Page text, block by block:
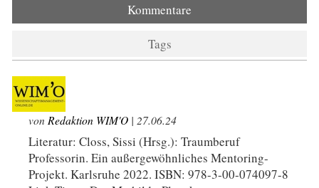
Kommentare
Tags
von Redaktion WIM'O | 27.06.24
Literatur: Closs, Sissi (Hrsg.): Traumberuf
Professorin. Ein außergewöhnliches Mentoring-
Projekt. Karlsruhe 2022. ISBN: 978-3-00-074097-8